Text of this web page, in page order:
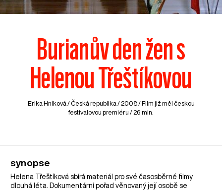
Burianův den žen s
Helenou Třeštíkovou
Erika Hníková /Česká republika / 2008 / Film již měl českou
festivalovou premiéru / 26 min.
synopse
Helena Třeštíková sbírá materiál pro své časosběrné filmy
dlouhá léta. Dokumentární pořad věnovaný její osobě se